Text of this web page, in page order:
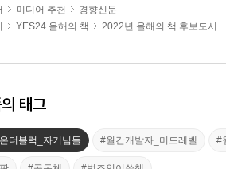
미디어 추천
경향신문
YES24 올해의 책 2022년 올해의 책 후보도서
태그
더블럭_자기님들 #월간개발자_미드레벨 #